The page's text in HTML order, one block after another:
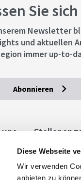
Diese Webseite
Wir verwenden
anbieten zu
Sie
Newsletter
und aktuellen
immer up-to-
Abonnieren